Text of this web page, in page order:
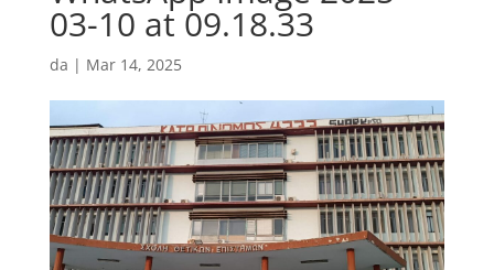
03-10 at 09.18.33
da | Mar 14, 2025